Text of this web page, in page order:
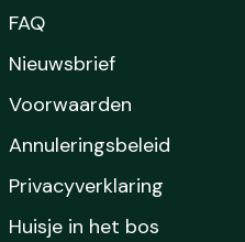
FAQ
Nieuwsbrief
Voorwaarden
Annuleringsbeleid
Privacyverklaring
Huisje in het bos